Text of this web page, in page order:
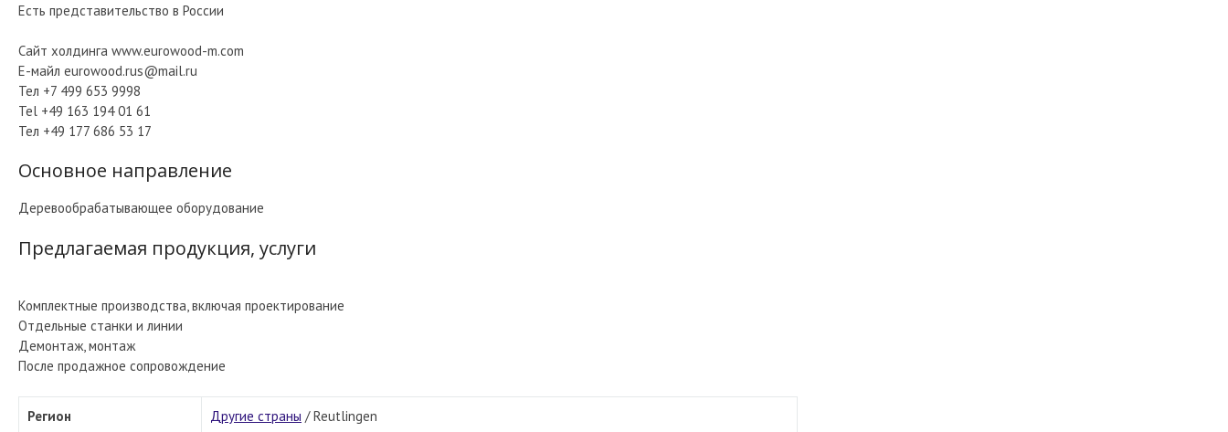
Есть представительство в России
Сайт холдинга www.eurowood-m.com
Е-майл eurowood.rus@mail.ru
Тел +7 499 653 9998
Tel +49 163 194 01 61
Тел +49 177 686 53 17
Основное направление
Деревообрабатывающее оборудование
Предлагаемая продукция, услуги
Комплектные производства, включая проектирование
Отдельные станки и линии
Демонтаж, монтаж
После продажное сопровождение
Регион Другие страны /Reutlingen